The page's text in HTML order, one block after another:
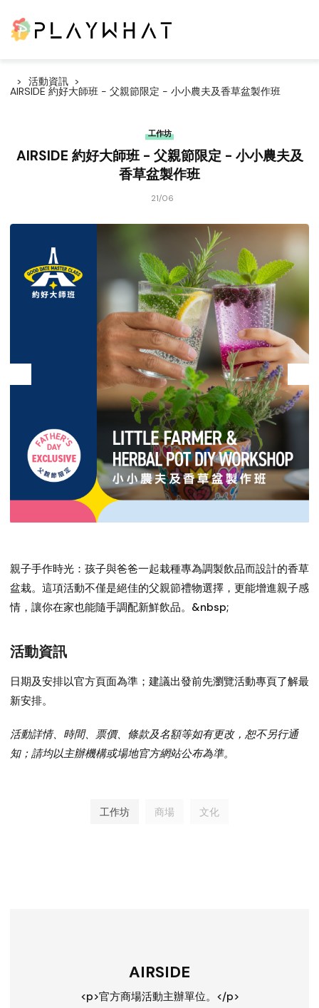
活動資訊
AIRSIDE 約好大師班 - 父親節限定 - 小小農夫及香草盆製作班
工作坊
AIRSIDE 約好大師班 - 父親節限定 - 小小農夫及
香草盆製作班
21/06
親子手作時光：孩子與爸爸一起栽種專為調製飲品而設計的香草
盆栽。這項活動不僅是絕佳的父親節禮物選擇，更能增進親子感
情，讓你在家也能隨手調配新鮮飲品。&nbsp;
活動資訊
日期及安排以官方頁面為準；建議出發前先瀏覽活動專頁了解最
新安排。
活動詳情、時間、票價、條款及名額等如有更改，恕不另行通
知；請均以主辦機構或場地官方網站公布為準。
工作坊 商場 文化
AIRSIDE
<p>官方商場活動主辦單位。</p>